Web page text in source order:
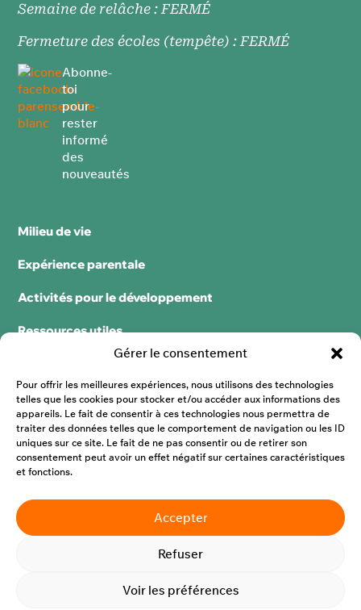
Gérer le consentement
Pour offrir les meilleures expériences, nous utilisons des technologies
telles que les cookies pour stocker et/ou accéder aux informations des
appareils. Le fait de consentir à ces technologies nous permettra de
traiter des données telles que le comportement de navigation ou les ID
uniques sur ce site. Le fait de ne pas consentir ou de retirer son
consentement peut avoir un effet négatif sur certaines caractéristiques
et fonctions.
Accepter
Refuser
Voir les préférences
Semaine de relâche : FERMÉ
Fermeture des écoles (tempête) : FERMÉ
Abonne-
toi
pour
rester
informé
des
nouveautés
Milieude vie
Expérienceparentale
Activités pour ledéveloppement
Ressourcesutiles
S’impliquer
Équipe
Parensemble
Contact
2026 Parensemble |Politique de confidentialité